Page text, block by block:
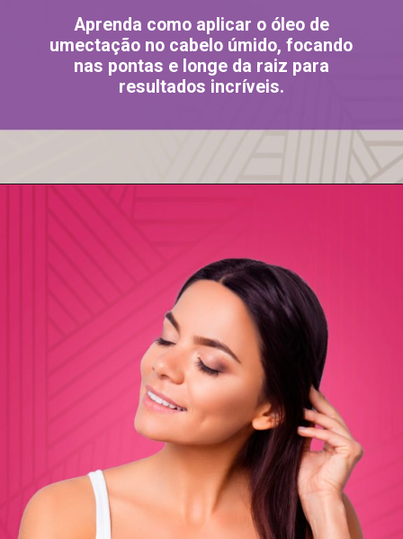
Aprenda como aplicar o óleo de
umectação no cabelo úmido, focando
nas pontas e longe da raiz para
resultados incríveis.